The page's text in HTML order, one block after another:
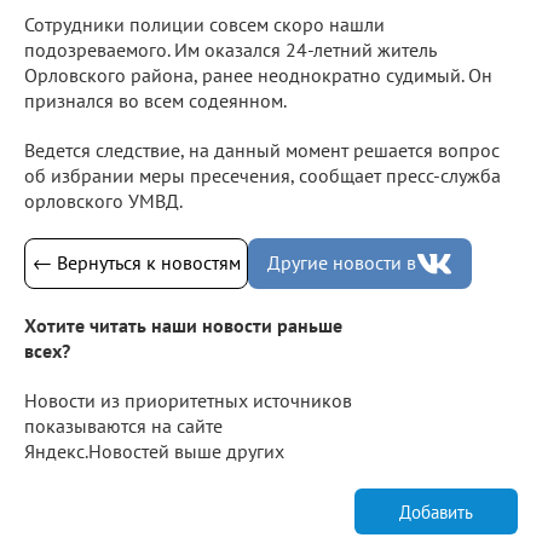
Сотрудники полиции совсем скоро нашли
подозреваемого. Им оказался 24-летний житель
Орловского района, ранее неоднократно судимый. Он
признался во всем содеянном.
Ведется следствие, на данный момент решается вопрос
об избрании меры пресечения, сообщает пресс-служба
орловского УМВД.
← Вернуться к новостям Другие новости в
Хотите читать наши новости раньше
всех?
Новости из приоритетных источников
показываются на сайте
Яндекс.Новостей выше других
Добавить